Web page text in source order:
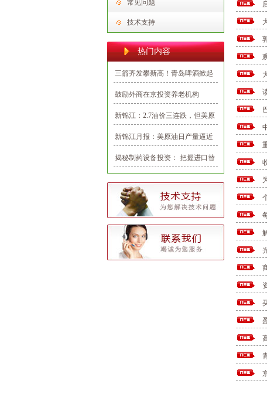
常见问题
技术支持
热门内容
三箭齐发攀新高！青岛啤酒掀起
2020首批投资建设新热潮
鼓励外商在京投资养老机构
新锦江：2.7油价三连跌，但美原
油期货多空仍未见分晓
新锦江月报：美原油日产量逼近
千一大关，油价整体看多
揭秘制药设备投资： 把握进口替
代和产业整合机会